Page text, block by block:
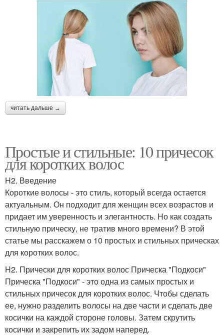
читать дальше →
Простые и стильные: 10 причесок
для коротких волос
H2. Введение
Короткие волосы - это стиль, который всегда остается
актуальным. Он подходит для женщин всех возрастов и
придает им уверенность и элегантность. Но как создать
стильную прическу, не тратив много времени? В этой
статье мы расскажем о 10 простых и стильных прическах
для коротких волос.
H2. Прически для коротких волос Прическа "Подкоси"
Прическа "Подкоси" - это одна из самых простых и
стильных причесок для коротких волос. Чтобы сделать
ее, нужно разделить волосы на две части и сделать две
косички на каждой стороне головы. Затем скрутить
косички и закрепить их задом наперед.